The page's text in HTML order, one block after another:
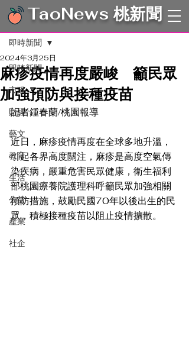
TaoNews 桃新聞
文章
即時新聞
市政
財經
藝文
教育
生活
公益
產業
社企
即時新聞
麻疹疫情再度嚴峻 籲民眾
加強預防與接種疫苗
2024年3月25日
記者鍾春蘭/桃園報導
近日，麻疹疫情再度在全球多地升溫，
引起各界高度關注，麻疹是高度空氣傳
染疾病，嚴重危害民眾健康，衛生福利
部桃園療養院護理科呼籲民眾加強相關
預防措施，鼓勵民國70年以後出生的民
眾，積極接種疫苗以阻止疫情擴散。